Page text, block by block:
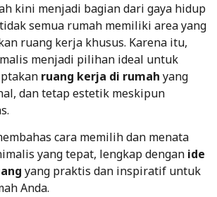
kini menjadi bagian dari gaya hidup
semua rumah memiliki area yang
ruang kerja khusus. Karena itu,
menjadi pilihan ideal untuk
ruang kerja di rumah yang
dan tetap estetik meskipun
cara memilih dan menata
yang tepat, lengkap dengan ide
yang praktis dan inspiratif untuk
Anda.